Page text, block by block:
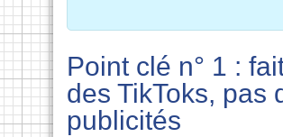
Point clé n° 1 :
des TikToks, pas
publicités